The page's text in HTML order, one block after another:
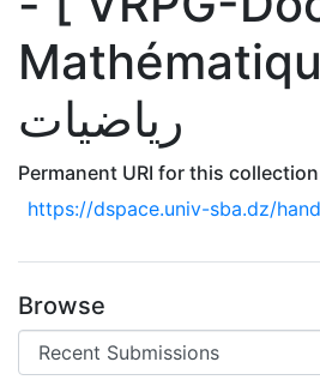
رياضيات
Permanent URI for this collection
https://dspace.univ-sba.dz/
Browse